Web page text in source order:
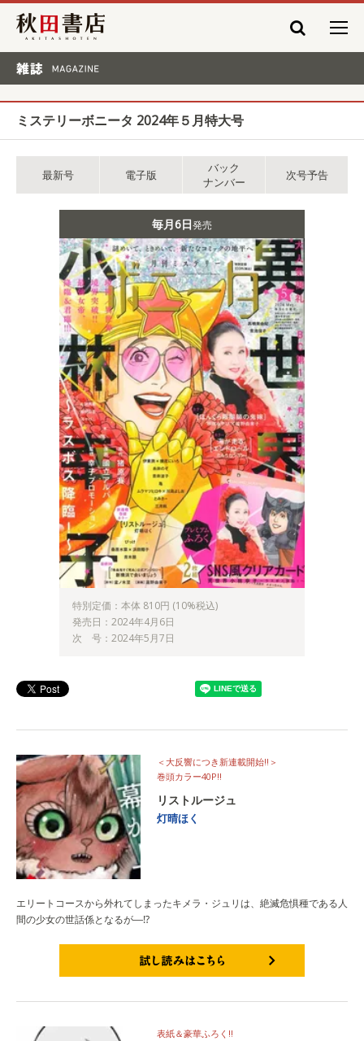
秋田書店
ミステリーボニータ 2024年５月特大号
最新号 電子版
バック
ナンバー
次号予告
毎月6日発売
特別定価：本体 810円 (10%税込)
発売日：2024年4月6日
次 号：2024年5月7日
＜大反響につき新連載開始!!＞
巻頭カラー40P!!
リストルージュ
灯晴ほく
エリートコースから外れてしまったキメラ・ジュリは、絶滅危惧種である人
間の少女の世話係となるが―⁉
表紙＆豪華ふろく!!